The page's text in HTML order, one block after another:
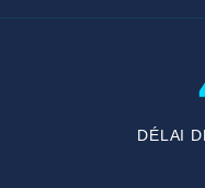
DÉLAI